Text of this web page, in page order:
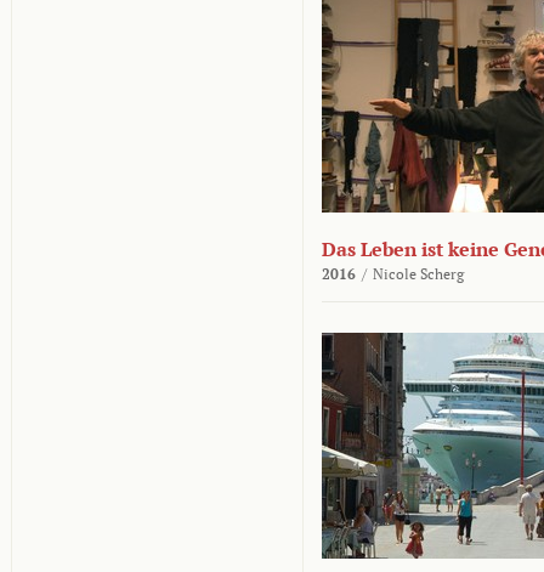
Das Leben ist keine
2016 / Nicole Scherg